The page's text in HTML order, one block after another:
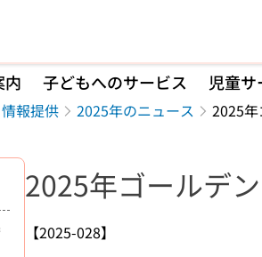
内 子どもへのサービス 児童
報提供 2025年のニュース 2025
2025年ゴールデ
【2025-028】